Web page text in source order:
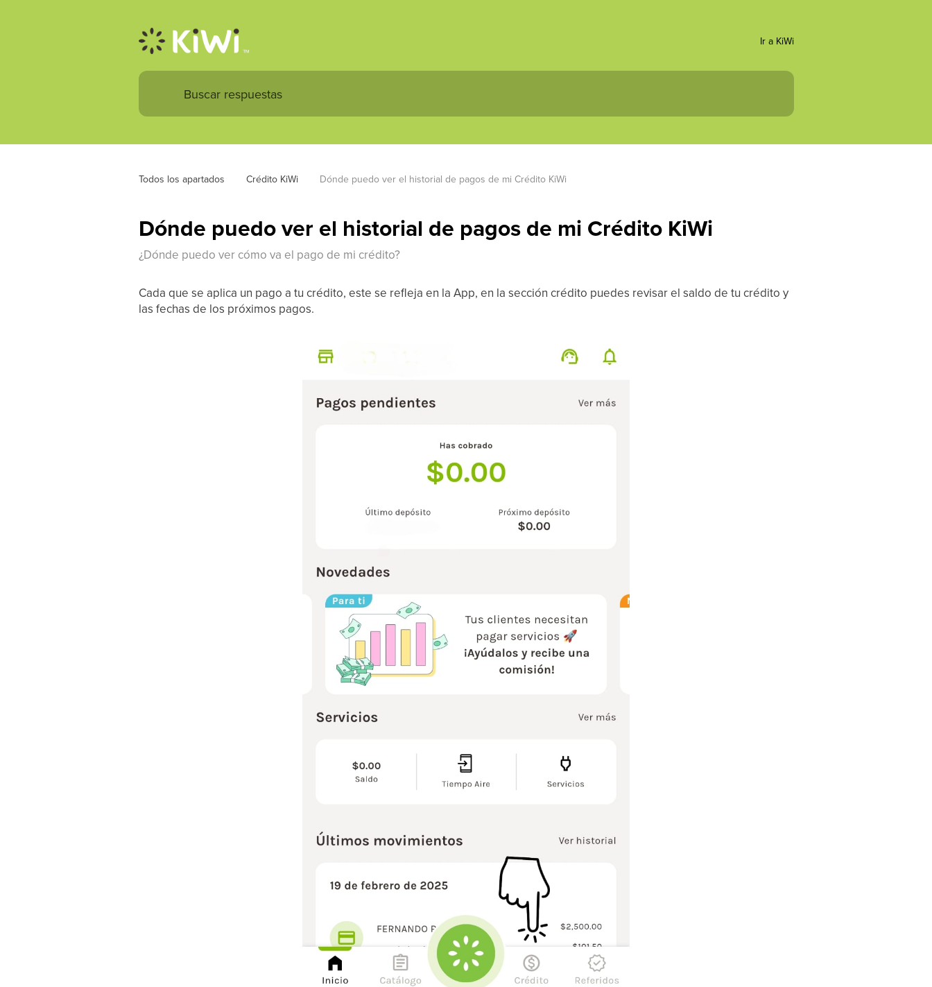
Ir a KiWi
Todos los apartados Crédito KiWi Dónde puedo ver el historial de pagos de mi Crédito KiWi
Dónde puedo ver el historial de pagos de mi Crédito KiWi
¿Dónde puedo ver cómo va el pago de mi crédito?
Cada que se aplica un pago a tu crédito, este se refleja en la App, en la sección crédito puedes revisar el saldo de tu crédito y
las fechas de los próximos pagos.